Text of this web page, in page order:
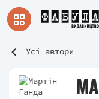
Усі автори